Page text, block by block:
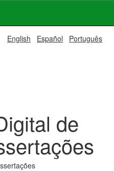
English Español Português
de